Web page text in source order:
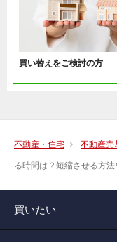
買い替えをご検討の方
不動産・住宅 不動産売
る時間は？短縮させる方
買いたい